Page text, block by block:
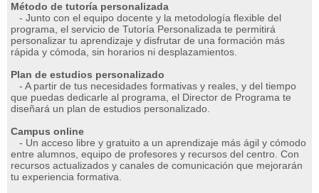
Método de tutoría personalizada
- Junto con el equipo docente y la metodología flexible del
programa, el servicio de Tutoría Personalizada te permitirá
personalizar tu aprendizaje y disfrutar de una formación más
rápida y cómoda, sin horarios ni desplazamientos.
Plan de estudios personalizado
- A partir de tus necesidades formativas y reales, y del tiempo
que puedas dedicarle al programa, el Director de Programa te
diseñará un plan de estudios personalizado.
Campus online
- Un acceso libre y gratuito a un aprendizaje más ágil y cómodo
entre alumnos, equipo de profesores y recursos del centro. Con
recursos actualizados y canales de comunicación que mejorarán
tu experiencia formativa.